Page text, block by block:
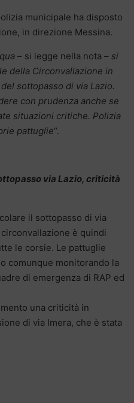
municipale ha disposto
in direzione Messina.
– si legge nella nota – si
della Circonvallazione in
sottopasso di via Lazio.
con prudenza anche se
situazioni critiche. Polizia
pattuglie“.
via Lazio, criticità
il sottopasso di via
è quindi
le corsie. Le pattuglie
comunque monitorando la
di emergenza di RAP ed
una criticità in
di via Imera, che è stata